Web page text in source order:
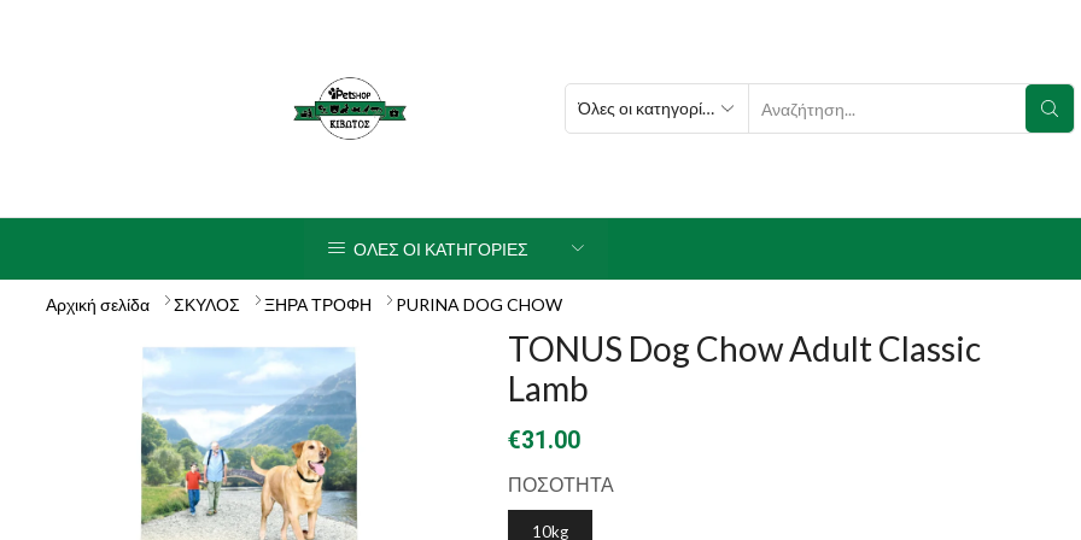
SEARCH
ΟΛΕΣ ΟΙ ΚΑΤΗΓΟΡΙΕΣ
Αρχική σελίδα ΣΚΥΛΟΣ ΞΗΡΑ ΤΡΟΦΗ PURINA DOG CHOW
TONUS Dog Chow Adult Classic
Lamb
€31.00
ΠΟΣΟΤΗΤΑ
10kg